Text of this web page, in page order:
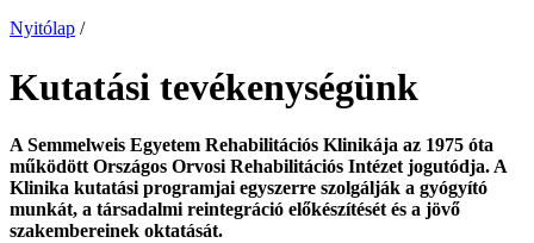
Nyitólap /
Kutatási tevékenységünk
A Semmelweis Egyetem Rehabilitációs Klinikája az 1975 óta
működött Országos Orvosi Rehabilitációs Intézet jogutódja. A
Klinika kutatási programjai egyszerre szolgálják a gyógyító
munkát, a társadalmi reintegráció előkészítését és a jövő
szakembereinek oktatását.